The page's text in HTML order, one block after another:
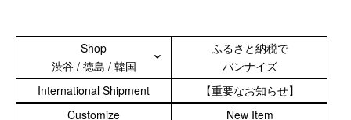
Other
財布／カード、コインケース
財布以外の革製品
ステーショナリー
Shop
渋谷 / 徳島 / 韓国
ふるさと納税で
バンナイズ
International Shipment
【重要なお知らせ】
Customize
New Item